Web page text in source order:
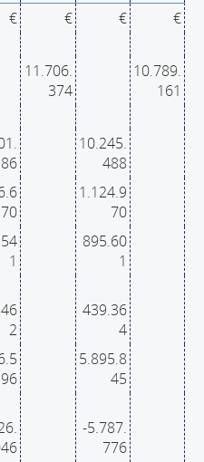
€
€ € €
11.706.
374
10.789.
161
10.245.
488
70
1.124.9
70
1
895.60
1
2
439.36
4
96
5.895.8
45
-5.787.
776